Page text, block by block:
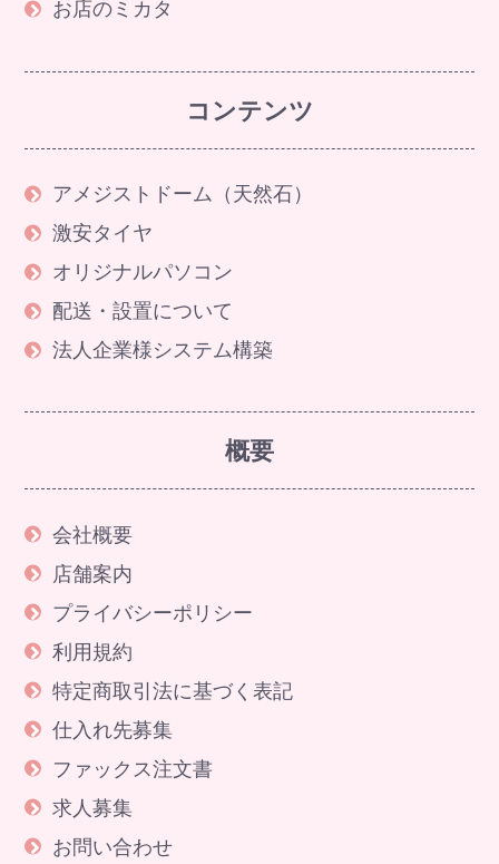
お店のミカタ
コンテンツ
アメジストドーム（天然石）
激安タイヤ
オリジナルパソコン
配送・設置について
法人企業様システム構築
概要
会社概要
店舗案内
プライバシーポリシー
利用規約
特定商取引法に基づく表記
仕入れ先募集
ファックス注文書
求人募集
お問い合わせ